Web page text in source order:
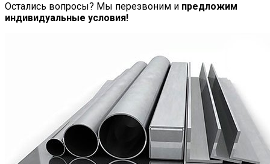
Остались вопросы? Мы перезвоним и предложим
индивидуальные условия!